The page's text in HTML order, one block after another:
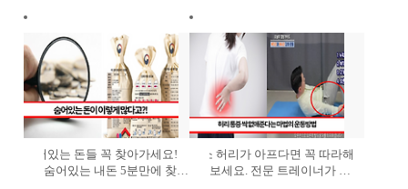
숨어있는 돈들 꼭 찾아가세요!
숨어있는 내돈 5분만에 찾는
평소 허리가 아프다면 꼭 따라해
보세요. 전문 트레이너가 알